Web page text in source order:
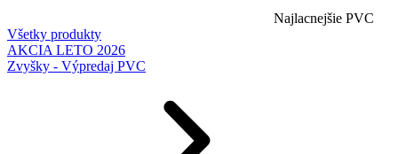
Najlacnejšie PVC
Všetky produkty
AKCIA LETO 2026
Zvyšky - Výpredaj PVC